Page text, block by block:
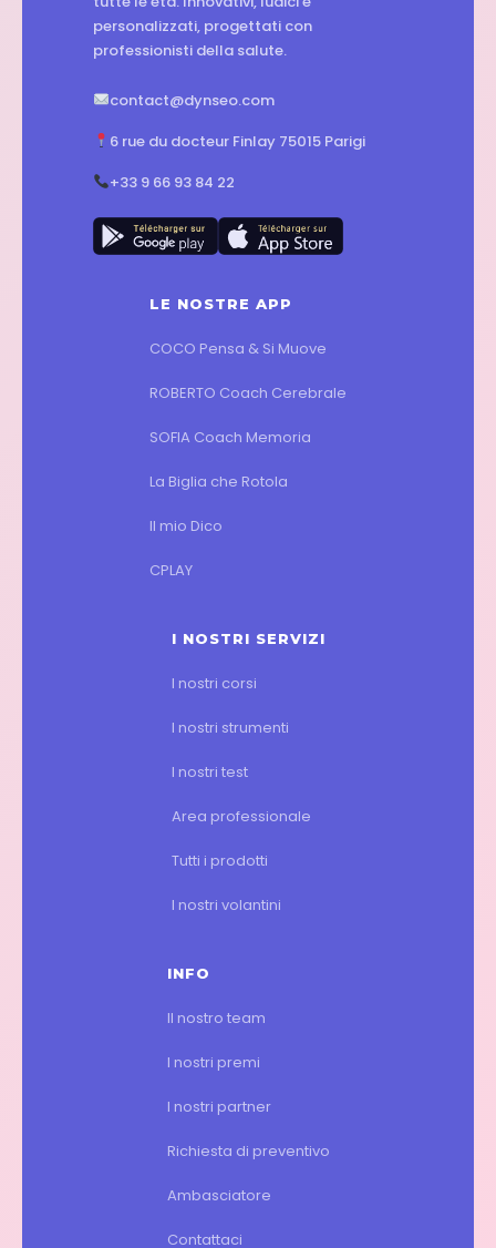
personalizzati, progettati con
professionisti della salute.
contact@dynseo.com
6 rue du docteur Finlay 75015 Parigi
+33 9 66 93 84 22
LE NOSTRE APP
COCO Pensa & Si Muove
ROBERTO Coach Cerebrale
SOFIA Coach Memoria
La Biglia che Rotola
Il mio Dico
CPLAY
I NOSTRI SERVIZI
I nostri corsi
I nostri strumenti
I nostri test
Area professionale
Tutti i prodotti
I nostri volantini
INFO
Il nostro team
I nostri premi
I nostri partner
Richiesta di preventivo
Ambasciatore
Contattaci